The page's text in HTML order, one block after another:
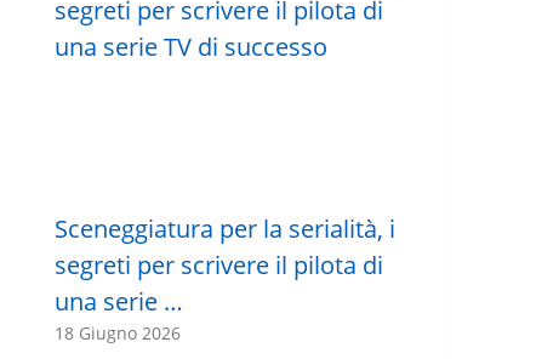
Sceneggiatura per la serialità, i
segreti per scrivere il pilota di
una serie …
18 Giugno 2026